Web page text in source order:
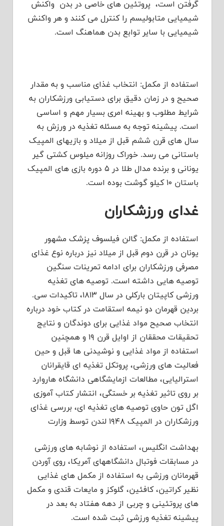
گرفتن است، پروتئین های خاصی در بدن واکنش
شیمیایی متابولیسم را کنترل می کنند و هر واکنش
شیمیایی با سایر توابع بدن هماهنگ است.
استفاده از مکمل: انتخاب غذای مناسب و به مقدار
صحیح و در زمان دقیق برای دستیابی ورزشکاران به
شرایط مطلوب و بهینه امری بسیار مهم و اساسی
است. پیشینه توجه به مسئله تغذیه در ورزش به
سال های قرن ششم قبل از میلاد و بازیهای المپیک
باستانی می رسد. خوراک روزانه میلوس کشتی گیر
یونانی و برنده مدال طلا در ۵ دوره بازی های المپیک
باستان ۱۰ کیلو گوشت بوده است.
غدای ورزشکاران
استفاده از مکمل: گالن فیلسوف پزشک مشهور
یونان در قرن دوم قبل از میلاد نیز درباره نوع غذای
مصرفی ورزشکاران برای ادامه تمرینات سنگین
توصیه هایی داشته است. توصیه های تغذیه
ورزشی کاپیتان بارکلی در سال ۱۸۱۳، تاکیدات سی.
بردین قهرمان دو نیمه استقامت در کتاب خود درباره
انتخاب صحیح مواد غذایی برای دوندگان و نتایج
تحقیقات محققان از اوایل قرن ۱۹ و همچنین
استفاده از مواد غذایی و نوشیدنی ها قبل و حین
فعالیت های ورزشی، پروتکل تغذیه ای قایقرانان
استرالیایی، مطالعات ازمایشگاهی دانشگاه هاروارد
بر روی تاثیر تغذیه بر خستگی، انتشار کتاب آموزی
اگل تون حاوی توصیه های تغذیه ای، بررسی غذای
ورزشکاران در المپیک ۱۹۴۸ لندن توسط وزارت
بهداشت انگلیس، استفاده از نوشابه های ورزشی
در مسابقات فوتبال دانشگاههای آمریکا، روی آوردن
قهرمانان ورزشی به استفاده از مکمل های غذایی
نظیر کراتین، کافئین، گلوکز و مایعات قندی و مکمل
های پروتئینی و چربی از دهه هفتاد به بعد در
پیشینه تغذیه ورزشی ثبت شده است.